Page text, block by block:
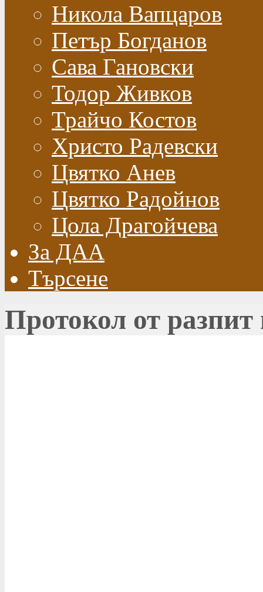
Никола Вапцаров
Петър Богданов
Сава Гановски
Тодор Живков
Трайчо Костов
Христо Радевски
Цвятко Анев
Цвятко Радойнов
Цола Драгойчева
За ДАА
Търсене
Протокол от